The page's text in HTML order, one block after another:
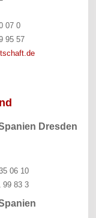
07 0
95 57
Dresden
06 10
99 83 3